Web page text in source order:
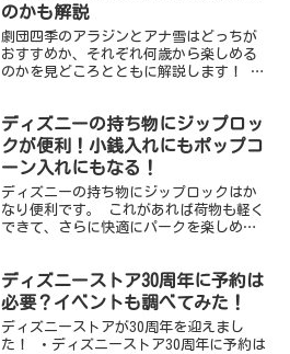
のかも解説
劇団四季のアラジンとアナ雪はどっちが
おすすめか、それぞれ何歳から楽しめる
のかを見どころとともに解説します！ わ
迷う」人のお役に立てればと思います。
この記事を読めばわか...
ディズニーの持ち物にジップロッ
クが便利！小銭入れにもポップコ
ーン入れにもなる！
ディズニーの持ち物にジップロックはか
なり便利です。 これがあれば荷物も軽く
できて、さらに快適にパークを楽しめる
用方法をご紹介します♪ この記事でわか
ること ・ディズニ...
ディズニーストア30周年に予約は
必要？イベントも調べてみた！
ディズニーストアが30周年を迎えまし
た！ ・ディズニーストア30周年に予約は